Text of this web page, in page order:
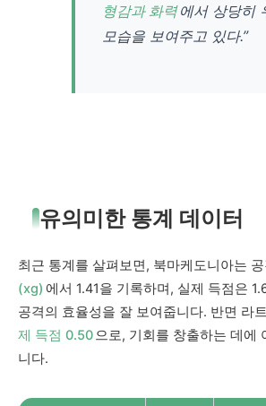
형감과 화력 에서 상당히
모습을 보여주고 있다.”
유의미한 통계 데이터
최근 통계를 살펴보면, 북마케도니아는
(xg) 에서 1.41을 기록하며, 실제 득점은
공격의 효율성을 잘 보여줍니다. 반면 라
제 득점 0.50으로, 기회를 창출하는 데에
니다.